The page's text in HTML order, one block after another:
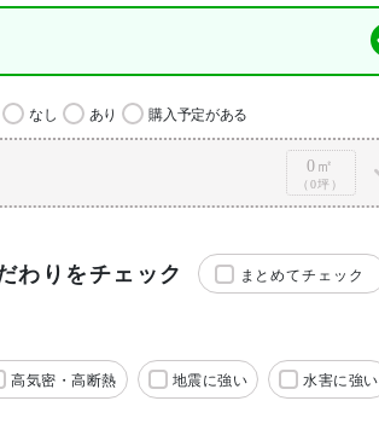
なし あり 購入予定がある
0㎡
（0坪）
わりをチェック まとめてチェック
高気密・高断熱 地震に強い 水害に強い